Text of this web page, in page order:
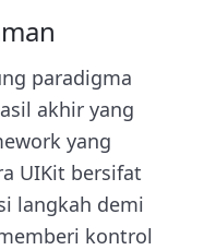
paradigma
akhir yang
yang
UIKit bersifat
langkah demi
kontrol